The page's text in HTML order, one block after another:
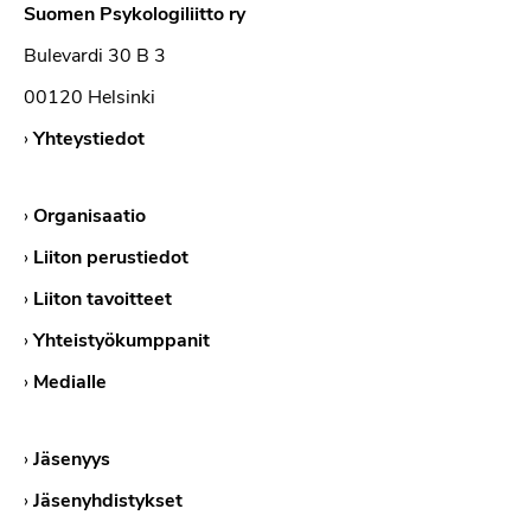
Suomen Psykologiliitto ry
Bulevardi 30 B 3
00120 Helsinki
›Yhteystiedot
›Organisaatio
› Liiton perustiedot
› Liiton tavoitteet
›Yhteistyökumppanit
› Medialle
›Jäsenyys
›Jäsenyhdistykset